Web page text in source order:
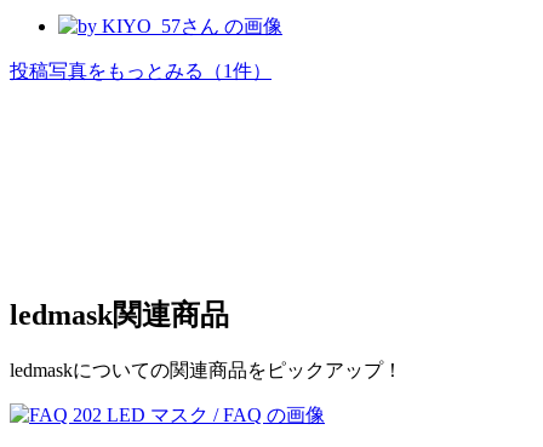
投稿写真をもっとみる （1件）
ledmask関連商品
ledmaskについての関連商品をピックアップ！